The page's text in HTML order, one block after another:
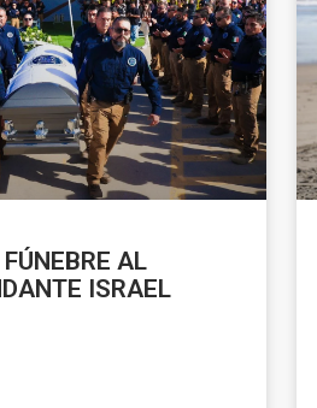
AL
ISRAEL